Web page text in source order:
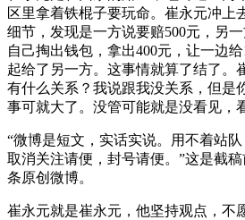
区里拿着铁棍子要玩命。崔永元冲上
细节，发现是一方说要赔500元，另
自己掏出钱包，拿出400元，让一边
起给了另一方。这事情就算了结了。
有什么关系？我说跟我没关系，但是
事可就大了。没管可能就是没看见，
“微博是短文，实话实说。用不着站队
取消关注请便，封号请便。”这是截
条原创微博。
崔永元就是崔永元，他坚持观点，不